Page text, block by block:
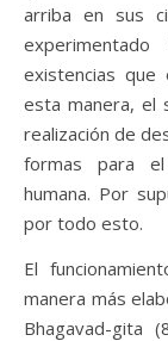
arriba en sus
existencias
esta manera, el
realización de
formas para
humana. Por
por todo esto.
El
manera más
Bhagavad-gita